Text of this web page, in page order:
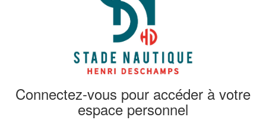
Connectez-vous pour accéder à votre
espace personnel